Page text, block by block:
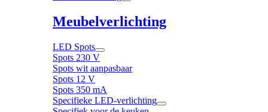
Meubelverlichting
LED Spots
Spots 230 V
Spots wit aanpasbaar
Spots 12 V
Spots 350 mA
Specifieke LED-verlichting